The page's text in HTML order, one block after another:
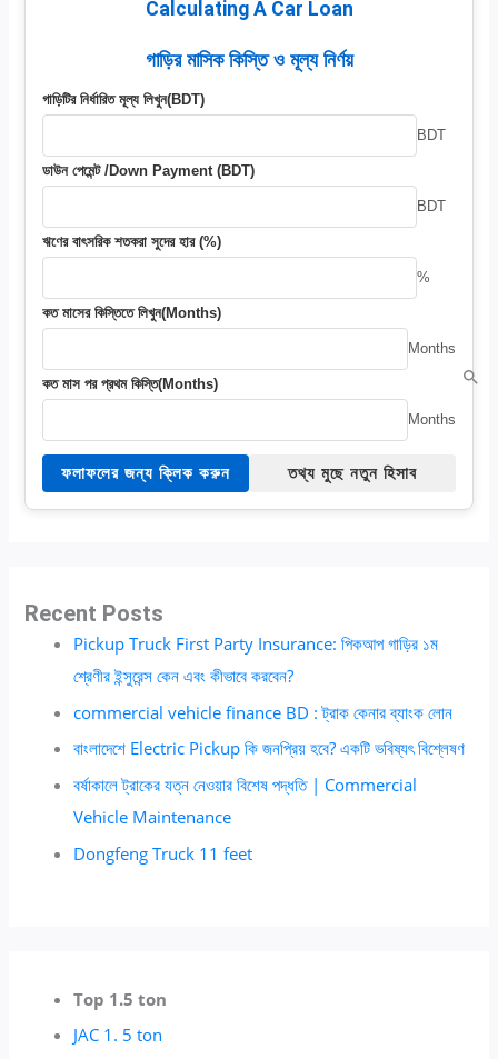
Calculating A Car Loan
গাড়ির মাসিক কিস্তি ও মূল্য নির্ণয়
গাড়িটির নির্ধারিত মূল্য লিখুন(BDT)
BDT
ডাউন পেমেন্ট /Down Payment (BDT)
BDT
ঋণের বাৎসরিক শতকরা সুদের হার (%)
%
কত মাসের কিস্তিতে লিখুন(Months)
Months
কত মাস পর প্রথম কিস্তি(Months)
Months
ফলাফলের জন্য ক্লিক করুন তথ্য মুছে নতুন হিসাব
Recent Posts
Pickup Truck First Party Insurance: পিকআপ গাড়ির ১ম
শ্রেণীর ইন্সুরেন্স কেন এবং কীভাবে করবেন?
commercial vehicle finance BD : ট্রাক কেনার ব্যাংক লোন
বাংলাদেশে Electric Pickup কি জনপ্রিয় হবে? একটি ভবিষ্যৎ বিশ্লেষণ
বর্ষাকালে ট্রাকের যত্ন নেওয়ার বিশেষ পদ্ধতি | Commercial
Vehicle Maintenance
Dongfeng Truck 11 feet
Top 1.5 ton
JAC 1. 5 ton